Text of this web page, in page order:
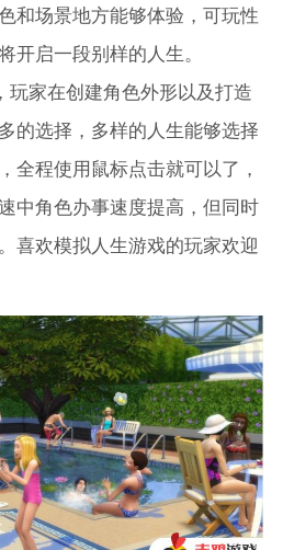
和场景地方能够体验，可玩性
开启一段别样的人生。
玩家在创建角色外形以及打造
的选择，多样的人生能够选择
全程使用鼠标点击就可以了，
中角色办事速度提高，但同时
喜欢模拟人生游戏的玩家欢迎